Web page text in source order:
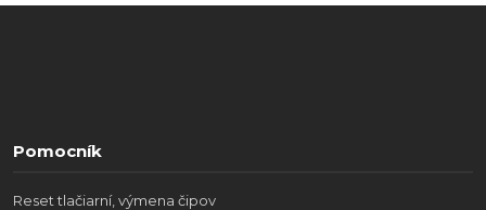
Pomocník
Reset tlačiarní, výmena čipov